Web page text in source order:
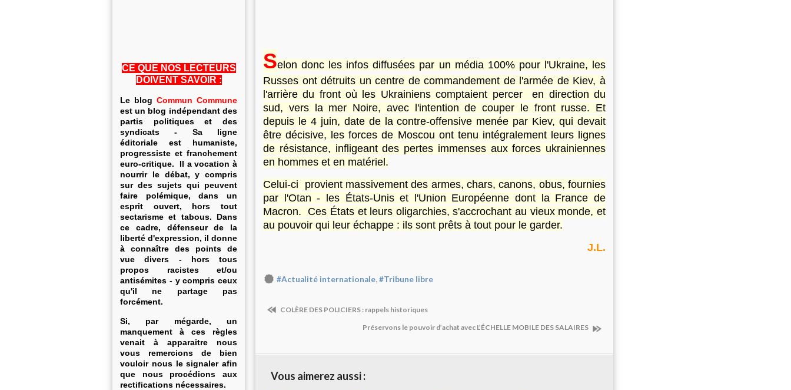
CE QUE NOS LECTEURS
DOIVENT SAVOIR :
Le blog Commun Commune
est un blog indépendant des
partis politiques et des
syndicats - Sa ligne
éditoriale est humaniste,
progressiste et franchement
euro-critique. Il a vocation à
nourrir le débat, y compris
sur des sujets qui peuvent
faire polémique, dans un
esprit ouvert, hors tout
sectarisme et tabous. Dans
ce cadre, défenseur de la
liberté d'expression, il donne
à connaître des points de
vue divers - hors tous
propos racistes et/ou
antisémites - y compris ceux
qu'il ne partage pas
forcément.
Si, par mégarde, un
manquement à ces règles
venait à apparaitre nous
vous remercions de bien
vouloir nous le signaler afin
que nous procédions aux
rectifications nécessaires.
Selon donc les infos diffusées par un média 100% pour l'Ukraine, les
Russes ont détruits un centre de commandement de l'armée de Kiev, à
l'arrière du front où les Ukrainiens comptaient percer en direction du
sud, vers la mer Noire, avec l'intention de couper le front russe. Et
depuis le 4 juin, date de la contre-offensive menée par Kiev, qui devait
être décisive, les forces de Moscou ont tenu intégralement leurs lignes
de résistance, infligeant des pertes immenses aux forces ukrainiennes
en hommes et en matériel.
Celui-ci provient massivement des armes, chars, canons, obus, fournies
par l'Otan - les États-Unis et l'Union Européenne dont la France de
Macron. Ces États et leurs oligarchies, s'accrochant au vieux monde, et
au pouvoir qui leur échappe : ils sont prêts à tout pour le garder.
J.L.
#Actualité internationale,#Tribune libre
COLÈRE DES POLICIERS : rappels historiques
Préservons le pouvoir d’achat avec L’ÉCHELLE MOBILE DES SALAIRES
Vous aimerez aussi :